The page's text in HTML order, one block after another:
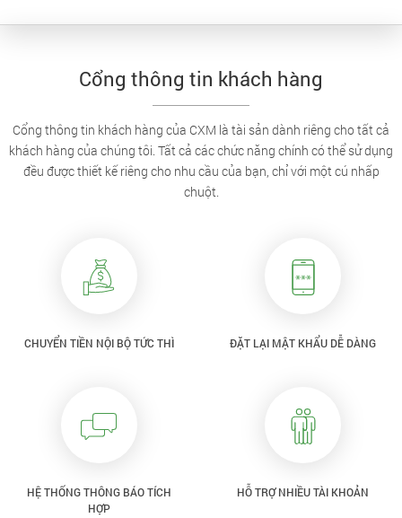
Cổng thông tin khách hàng
Cổng thông tin khách hàng của CXM là tài sản dành riêng cho tất cả
khách hàng của chúng tôi. Tất cả các chức năng chính có thể sử dụng
đều được thiết kế riêng cho nhu cầu của bạn, chỉ với một cú nhấp
chuột.
CHUYỂN TIỀN NỘI BỘ TỨC THÌ ĐẶT LẠI MẬT KHẨU DỄ DÀNG
HỆ THỐNG THÔNG BÁO TÍCH
HỢP
HỖ TRỢ NHIỀU TÀI KHOẢN